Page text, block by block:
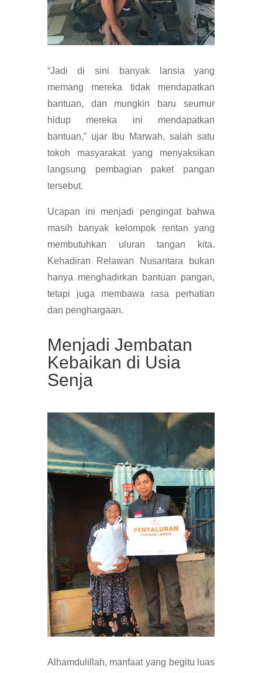
“Jadi di sini banyak lansia yang
memang mereka tidak mendapatkan
bantuan, dan mungkin baru seumur
hidup mereka ini mendapatkan
bantuan,” ujar Ibu Marwah, salah satu
tokoh masyarakat yang menyaksikan
langsung pembagian paket pangan
tersebut.
Ucapan ini menjadi pengingat bahwa
masih banyak kelompok rentan yang
membutuhkan uluran tangan kita.
Kehadiran Relawan Nusantara bukan
hanya menghadirkan bantuan pangan,
tetapi juga membawa rasa perhatian
dan penghargaan.
Menjadi Jembatan
Kebaikan di Usia
Senja
Alhamdulillah, manfaat yang begitu luas